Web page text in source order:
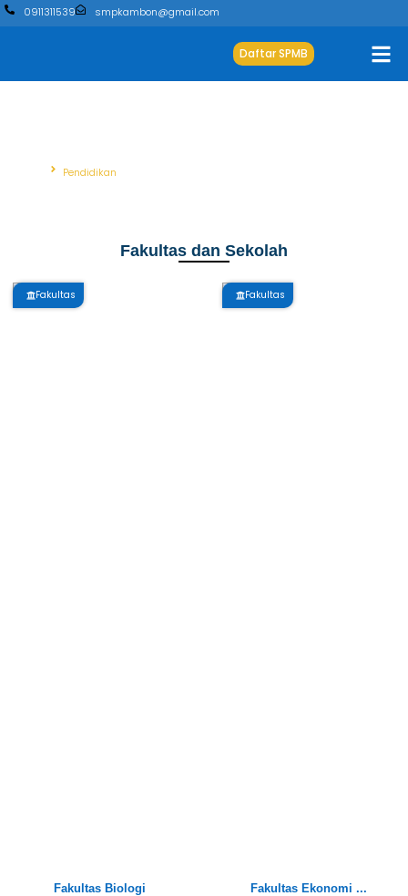
0911311539 smpkambon@gmail.com
Daftar SPMB
Pendidikan
Fakultas dan Sekolah
Fakultas
Fakultas Biologi
Fakultas
Fakultas Ekonomi ...